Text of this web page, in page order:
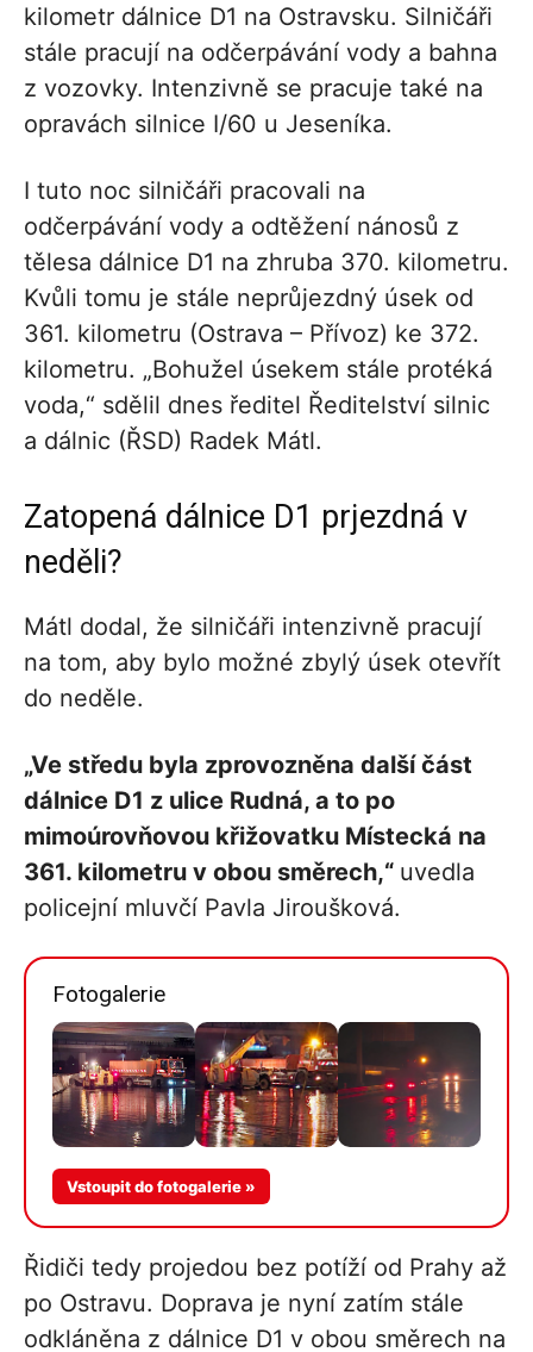
kilometr dálnice D1 na Ostravsku. Silničáři
stále pracují na odčerpávání vody a bahna
z vozovky. Intenzivně se pracuje také na
opravách silnice I/60 u Jeseníka.
I tuto noc silničáři pracovali na
odčerpávání vody a odtěžení nánosů z
tělesa dálnice D1 na zhruba 370. kilometru.
Kvůli tomu je stále neprůjezdný úsek od
361. kilometru (Ostrava – Přívoz) ke 372.
kilometru. „Bohužel úsekem stále protéká
voda,“ sdělil dnes ředitel Ředitelství silnic
a dálnic (ŘSD) Radek Mátl.
Zatopená dálnice D1 prjezdná v
neděli?
Mátl dodal, že silničáři intenzivně pracují
na tom, aby bylo možné zbylý úsek otevřít
do neděle.
„Ve středu byla zprovozněna další část
dálnice D1 z ulice Rudná, a to po
mimoúrovňovou křižovatku Místecká na
361. kilometru v obou směrech,“ uvedla
policejní mluvčí Pavla Jiroušková.
Fotogalerie
Vstoupit do fotogalerie »
Řidiči tedy projedou bez potíží od Prahy až
po Ostravu. Doprava je nyní zatím stále
odkláněna z dálnice D1 v obou směrech na